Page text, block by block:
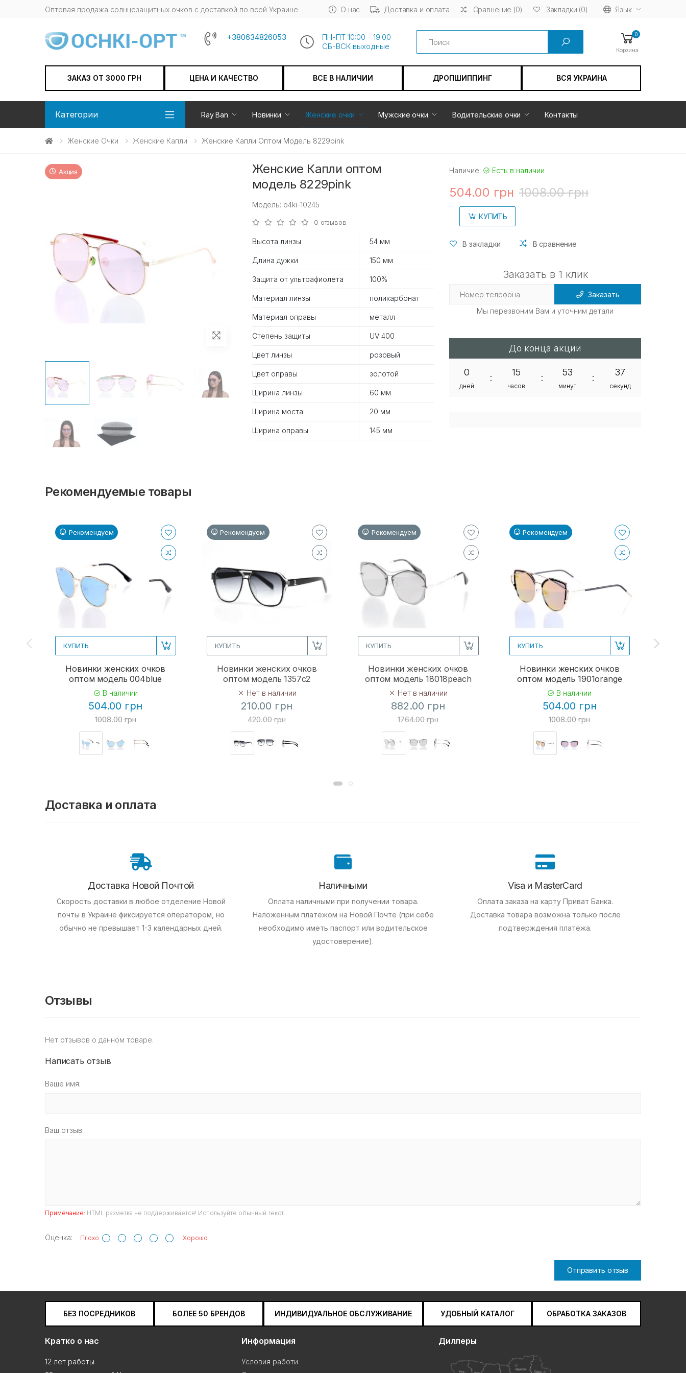
Оптовая продажа солнцезащитных очков c доставкой по всей Украине О нас Доставка и оплата Сравнение (0) Закладки (0) Язык
+380634826053
ПН-ПТ 10:00 - 19:00
СБ-ВСК выходные
Search 0
Корзина
ЗАКАЗ ОТ 3000 ГРН ЦЕНА И КАЧЕСТВО ВСЕ В НАЛИЧИИ ДРОПШИППИНГ ВСЯ УКРАИНА
Категории Ray Ban Новинки Женские очки Мужские очки Водительские очки Контакты
Женские Очки Женские Капли Женские Капли Оптом Модель 8229pink
Акция
Женские Капли оптом
модель 8229pink
Модель: o4ki-10245
0 отзывов
Высота линзы 54 мм
Длина дужки 150 мм
Защита от ультрафиолета 100%
Материал линзы поликарбонат
Материал оправы металл
Степень защиты UV 400
Цвет линзы розовый
Цвет оправы золотой
Ширина линзы 60 мм
Ширина моста 20 мм
Ширина оправы 145 мм
Наличие: Есть в наличии
504.00 грн 1008.00 грн
КУПИТЬ
В закладки В сравнение
Заказать в 1 клик
Заказать
Мы перезвоним Вам и уточним детали
До конца акции
0
дней
:
15
часов
:
53
минут
:
36
секунд
Рекомендуемые товары
Рекомендуем
КУПИТЬ
Новинки женских очков
оптом модель 004blue
В наличии
504.00 грн
1008.00 грн
Рекомендуем
КУПИТЬ
Новинки женских очков
оптом модель 1357c2
Нет в наличии
210.00 грн
420.00 грн
Рекомендуем
КУПИТЬ
Новинки женских очков
оптом модель 18018peach
Нет в наличии
882.00 грн
1764.00 грн
Рекомендуем
КУПИТЬ
Новинки женских очков
оптом модель 1901orange
В наличии
504.00 грн
1008.00 грн
Доставка и оплата
Доставка Новой Почтой
Скорость доставки в любое отделение Новой
почты в Украине фиксируется оператором, но
обычно не превышает 1-3 календарных дней.
Наличными
Оплата наличными при получении товара.
Наложенным платежом на Новой Почте (при себе
необходимо иметь паспорт или водительское
удостоверение).
Visa и MasterCard
Оплата заказа на карту Приват Банка.
Доставка товара возможна только после
подтверждения платежа.
Отзывы
Нет отзывов о данном товаре.
Написать отзыв
Ваше имя:
Ваш отзыв:
Примечание: HTML разметка не поддерживается! Используйте обычный текст.
Оценка: Плохо Хорошо
Отправить отзыв
БЕЗ ПОСРЕДНИКОВ БОЛЕЕ 50 БРЕНДОВ ИНДИВИДУАЛЬНОЕ ОБСЛУЖИВАНИЕ УДОБНЫЙ КАТАЛОГ ОБРАБОТКА ЗАКАЗОВ
Кратко о нас
12 лет работы
Информация
Условия работи
Диллеры